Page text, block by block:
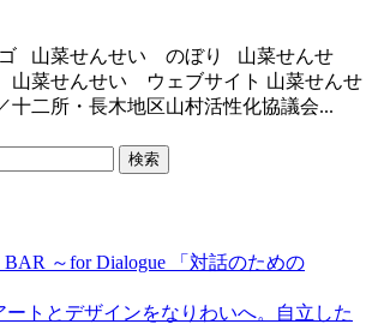
山菜せんせい のぼり 山菜せんせ
菜せんせい ウェブサイト 山菜せんせ
二所・長木地区山村活性化協議会...
～for Dialogue 「対話のための
ートとデザインをなりわいへ。自立した